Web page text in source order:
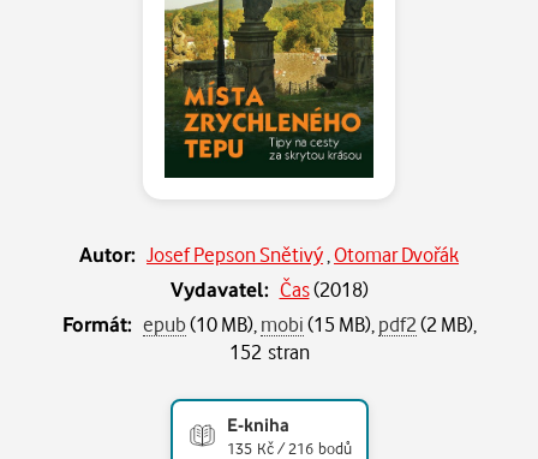
Autor: Josef Pepson Snětivý Otomar Dvořák
Vydavatel: Čas(2018)
Formát: epub(10 MB), mobi(15 MB), pdf2(2 MB),
152 stran
E-kniha
135 Kč / 216 bodů